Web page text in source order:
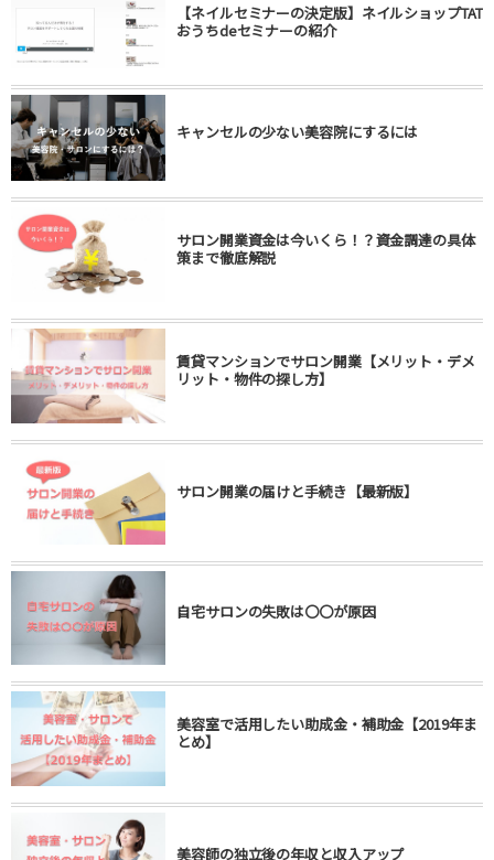
【ネイルセミナーの決定版】ネイルショップTAT
おうちdeセミナーの紹介
キャンセルの少ない美容院にするには
サロン開業資金は今いくら！？資金調達の具体
策まで徹底解説
賃貸マンションでサロン開業【メリット・デメ
リット・物件の探し方】
サロン開業の届けと手続き【最新版】
自宅サロンの失敗は〇〇が原因
美容室で活用したい助成金・補助金【2019年ま
とめ】
美容師の独立後の年収と収入アップ